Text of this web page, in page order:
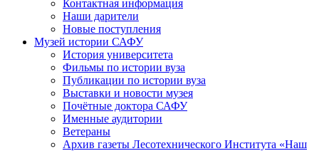
Контактная информация
Наши дарители
Новые поступления
Музей истории САФУ
История университета
Фильмы по истории вуза
Публикации по истории вуза
Выставки и новости музея
Почётные доктора САФУ
Именные аудитории
Ветераны
Архив газеты Лесотехнического Института «Наш